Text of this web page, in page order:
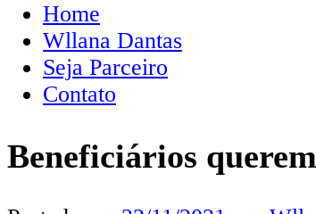
Home
Wllana Dantas
Seja Parceiro
Contato
Beneficiários